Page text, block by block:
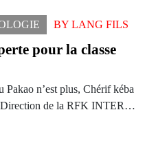
BY LANG FILS
pour la classe
n’est plus, Chérif kéba
Direction de la RFK INTER…